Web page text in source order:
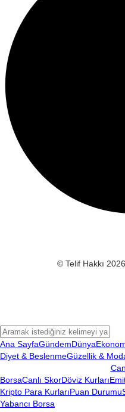
© Telif Hakkı
Ana SayfaGündemDünya
Diyet & BeslenmeGüzellik &
BorsaCanlı SkorDöviz Kurları
Kripto Para KurlarıPuan Durumu
Yabancı Borsa